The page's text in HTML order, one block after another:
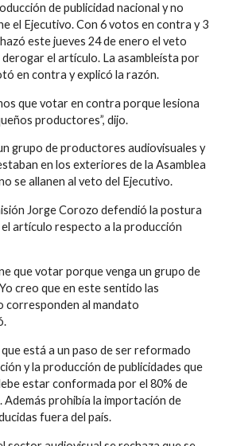
de publicidad nacional y no
el Ejecutivo. Con 6 votos en contra y 3
este jueves 24 de enero el veto
el artículo. La asambleísta por
en contra y explicó la razón.
que votar en contra porque lesiona
productores”, dijo.
grupo de productores audiovisuales y
en los exteriores de la Asamblea
se allanen al veto del Ejecutivo.
Jorge Corozo defendió la postura
artículo respecto a la producción
que votar porque venga un grupo de
creo que en este sentido las
corresponden al mandato
está a un paso de ser reformado
y la producción de publicidades que
estar conformada por el 80% de
prohibía la importación de
fuera del país.